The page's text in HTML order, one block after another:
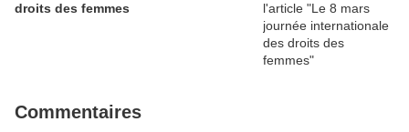
droits des femmes
Commentaires